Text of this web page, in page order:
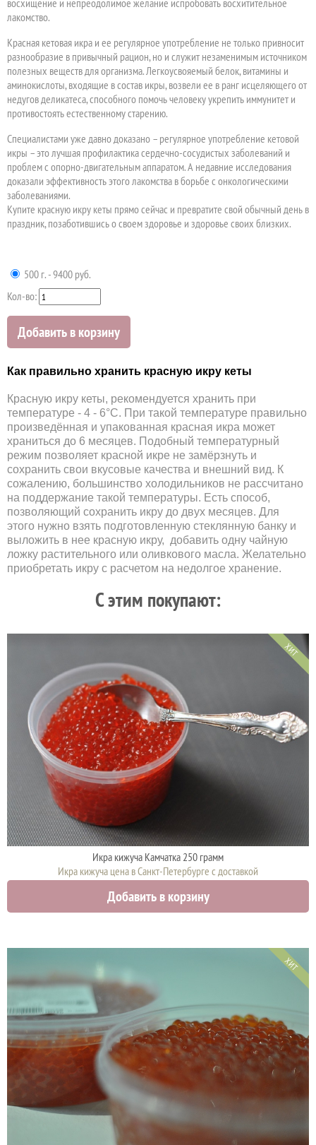
лакомство.
Красная кетовая икра и ее регулярное употребление не только привносит
разнообразие в привычный рацион, но и служит незаменимым источником
полезных веществ для организма. Легкоусвояемый белок, витамины и
аминокислоты, входящие в состав икры, возвели ее в ранг исцеляющего от
недугов деликатеса, способного помочь человеку укрепить иммунитет и
противостоять естественному старению.
Специалистами уже давно доказано – регулярное употребление кетовой
икры – это лучшая профилактика сердечно-сосудистых заболеваний и
проблем с опорно-двигательным аппаратом. А недавние исследования
доказали эффективность этого лакомства в борьбе с онкологическими
заболеваниями.
Купите красную икру кеты прямо сейчас и превратите свой обычный день в
праздник, позаботившись о своем здоровье и здоровье своих близких.
500 г. - 9400 руб.
Кол-во:
Добавить в корзину
Как правильно хранить красную икру кеты
Красную икру кеты, рекомендуется хранить при
температуре - 4 - 6°С. При такой температуре правильно
произведённая и упакованная красная икра может
храниться до 6 месяцев. Подобный температурный
режим позволяет красной икре не замёрзнуть и
сохранить свои вкусовые качества и внешний вид. К
сожалению, большинство холодильников не рассчитано
на поддержание такой температуры. Есть способ,
позволяющий сохранить икру до двух месяцев. Для
этого нужно взять подготовленную стеклянную банку и
выложить в нее красную икру, добавить одну чайную
ложку растительного или оливкового масла. Желательно
приобретать икру с расчетом на недолгое хранение.
C этим покупают:
ХИТ
Икра кижуча Камчатка 250 грамм
Икра кижуча цена в Санкт-Петербурге с доставкой
Добавить в корзину
ХИТ